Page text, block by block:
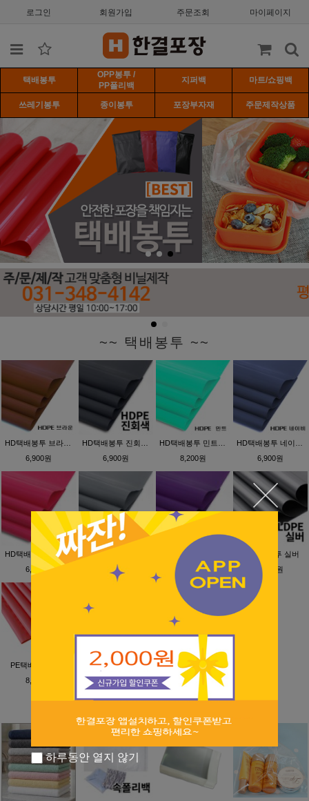
로그인 회원가입 주문조회 마이페이지
택배봉투
OPP봉투 /
PP폴리백
지퍼백 마트/쇼핑백
쓰레기봉투 종이봉투 포장부자재 주문제작상품
~~ 택배봉투 ~~
6,900원
6,900원
8,200원
6,900원
HD택배봉투 핑크(보급형)
6,900원
5,700원
7,900원
PE택배봉투 실버
8,400원
PE택배봉투 핑크
8,400원
PE택배봉투 소라
8,400원
은박증착택배봉투
13,000원
~~ OPP봉투/PP폴리백 ~~
하루동안 열지 않기